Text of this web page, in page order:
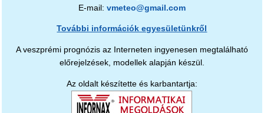
E-mail: vmeteo@gmail.com
További információk egyesületünkről
A veszprémi prognózis az Interneten ingyenesen megtalálható
előrejelzések, modellek alapján készül.
Az oldalt készítette és karbantartja: